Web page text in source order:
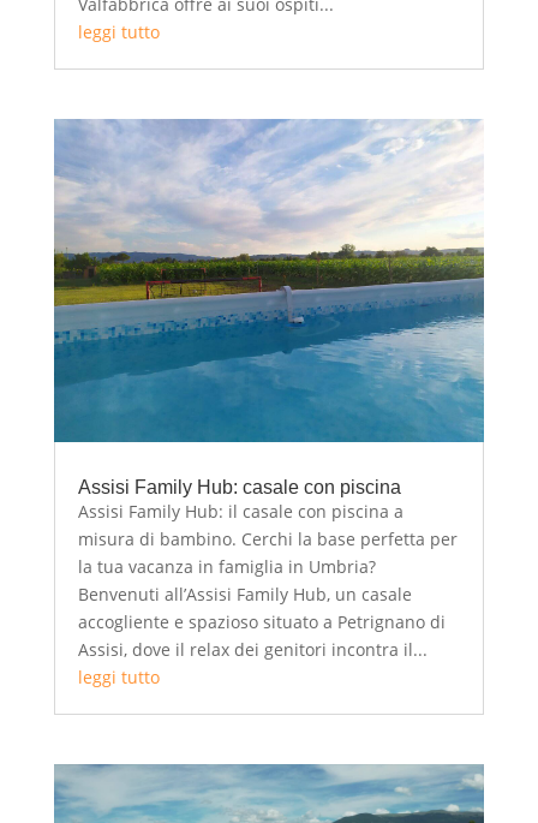
leggi tutto
Assisi Family Hub: casale con piscina
Assisi Family Hub: il casale con piscina a
misura di bambino. Cerchi la base perfetta per
la tua vacanza in famiglia in Umbria?
Benvenuti all’Assisi Family Hub, un casale
accogliente e spazioso situato a Petrignano di
Assisi, dove il relax dei genitori incontra il...
leggi tutto